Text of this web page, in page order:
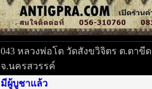
043 หลวงพ่อโต วัดสังขวิจิตร ต.ตาขี
จ.นครสวรรค์
มีผู้บูชาแล้ว